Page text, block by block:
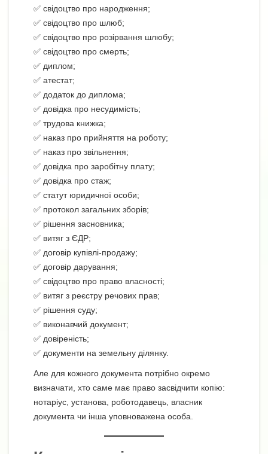
✅ свідоцтво про народження;
✅ свідоцтво про шлюб;
✅ свідоцтво про розірвання шлюбу;
✅ свідоцтво про смерть;
✅ диплом;
✅ атестат;
✅ додаток до диплома;
✅ довідка про несудимість;
✅ трудова книжка;
✅ наказ про прийняття на роботу;
✅ наказ про звільнення;
✅ довідка про заробітну плату;
✅ довідка про стаж;
✅ статут юридичної особи;
✅ протокол загальних зборів;
✅ рішення засновника;
✅ витяг з ЄДР;
✅ договір купівлі-продажу;
✅ договір дарування;
✅ свідоцтво про право власності;
✅ витяг з реєстру речових прав;
✅ рішення суду;
✅ виконавчий документ;
✅ довіреність;
✅ документи на земельну ділянку.
Але для кожного документа потрібно окремо
визначати, хто саме має право засвідчити копію:
нотаріус, установа, роботодавець, власник
документа чи інша уповноважена особа.